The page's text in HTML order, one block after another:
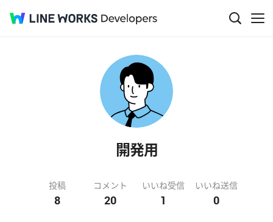
開発用
投稿
8
コメント
20
いいね受信
1
いいね送信
0